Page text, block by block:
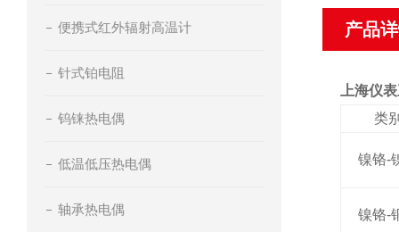
便携式红外辐射高温计
针式铂电阻
钨铼热电偶
低温低压热电偶
轴承热电偶
产品
上海仪
类
镍铬-
镍铬-